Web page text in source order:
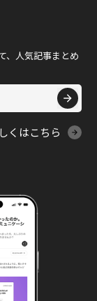
、人気記事まとめ
くはこちら